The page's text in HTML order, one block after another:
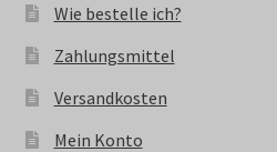
Wie bestelle ich?
Zahlungsmittel
Versandkosten
Mein Konto